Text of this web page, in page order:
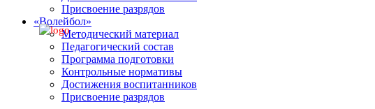
Присвоение разрядов
«Волейбол»
Методический материал
Педагогический состав
Программа подготовки
Контрольные нормативы
Достижения воспитанников
Присвоение разрядов